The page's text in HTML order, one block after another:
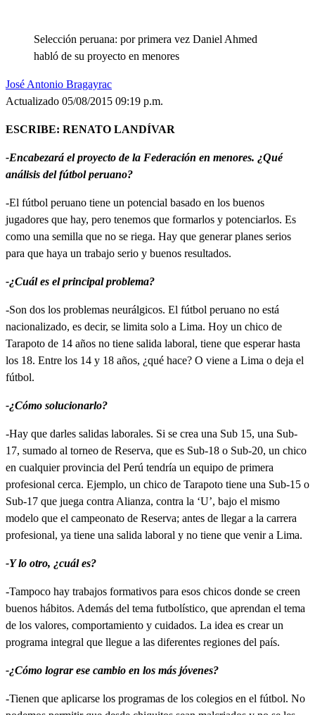
Selección peruana: por primera vez Daniel Ahmed
habló de su proyecto en menores
José Antonio Bragayrac
Actualizado 05/08/2015 09:19 p.m.
ESCRIBE: RENATO LANDÍVAR
-Encabezará el proyecto de la Federación en menores. ¿Qué
análisis del fútbol peruano?
-El fútbol peruano tiene un potencial basado en los buenos
jugadores que hay, pero tenemos que formarlos y potenciarlos. Es
como una semilla que no se riega. Hay que generar planes serios
para que haya un trabajo serio y buenos resultados.
-¿Cuál es el principal problema?
-Son dos los problemas neurálgicos. El fútbol peruano no está
nacionalizado, es decir, se limita solo a Lima. Hoy un chico de
Tarapoto de 14 años no tiene salida laboral, tiene que esperar hasta
los 18. Entre los 14 y 18 años, ¿qué hace? O viene a Lima o deja el
fútbol.
-¿Cómo solucionarlo?
-Hay que darles salidas laborales. Si se crea una Sub 15, una Sub-
17, sumado al torneo de Reserva, que es Sub-18 o Sub-20, un chico
en cualquier provincia del Perú tendría un equipo de primera
profesional cerca. Ejemplo, un chico de Tarapoto tiene una Sub-15 o
Sub-17 que juega contra Alianza, contra la ‘U’, bajo el mismo
modelo que el campeonato de Reserva; antes de llegar a la carrera
profesional, ya tiene una salida laboral y no tiene que venir a Lima.
-Y lo otro, ¿cuál es?
-Tampoco hay trabajos formativos para esos chicos donde se creen
buenos hábitos. Además del tema futbolístico, que aprendan el tema
de los valores, comportamiento y cuidados. La idea es crear un
programa integral que llegue a las diferentes regiones del país.
-¿Cómo lograr ese cambio en los más jóvenes?
-Tienen que aplicarse los programas de los colegios en el fútbol. No